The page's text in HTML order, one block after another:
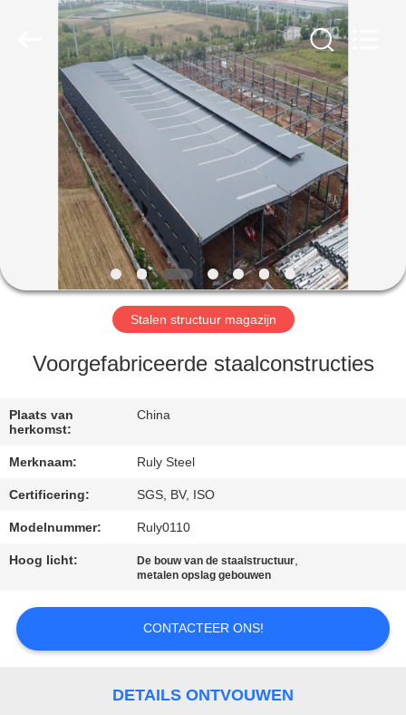
HUIS
PRODUCTEN
VIDEOS
VR-
SHOW
ONGEVEER
FABRIEKSREIS
KWALITEITSCONTROLE
CONTACTEER
NIEUWS
FOUTENOPLOSSING
Stalen structuur magazijn
Voorgefabriceerde staalconstructies
Plaats van
herkomst:
China
Merknaam: Ruly Steel
Certificering: SGS, BV, ISO
Modelnummer: Ruly0110
Hoog licht: De bouw van de staalstructuur,
metalen opslag gebouwen
CONTACTEER ONS!
DETAILS ONTVOUWEN